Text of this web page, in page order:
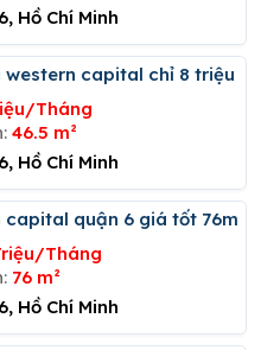
Hồ Chí Minh
western capital chỉ 8 triệu
Tháng
46.5 m²
Hồ Chí Minh
capital quận 6 giá tốt 76m
Tháng
76 m²
Hồ Chí Minh